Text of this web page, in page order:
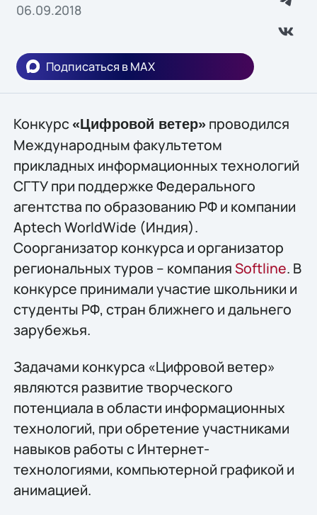
06.09.2018
Подписаться в MAX
Конкурс «Цифровой ветер»проводился
Международным факультетом
прикладных информационных технологий
СГТУ при поддержке Федерального
агентства по образованию РФ и компании
Aptech WorldWide (Индия).
Соорганизатор конкурса и организатор
региональных туров – компанияSoftline. В
конкурсе принимали участие школьники и
студенты РФ, стран ближнего и дальнего
зарубежья.
Задачами конкурса «Цифровой ветер»
являются развитие творческого
потенциала в области информационных
технологий, при обретение участниками
навыков работы с Интернет-
технологиями, компьютерной графикой и
анимацией.